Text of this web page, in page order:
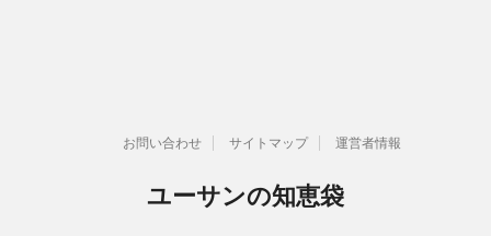
お問い合わせ サイトマップ 運営者情報
ユーサンの知恵袋